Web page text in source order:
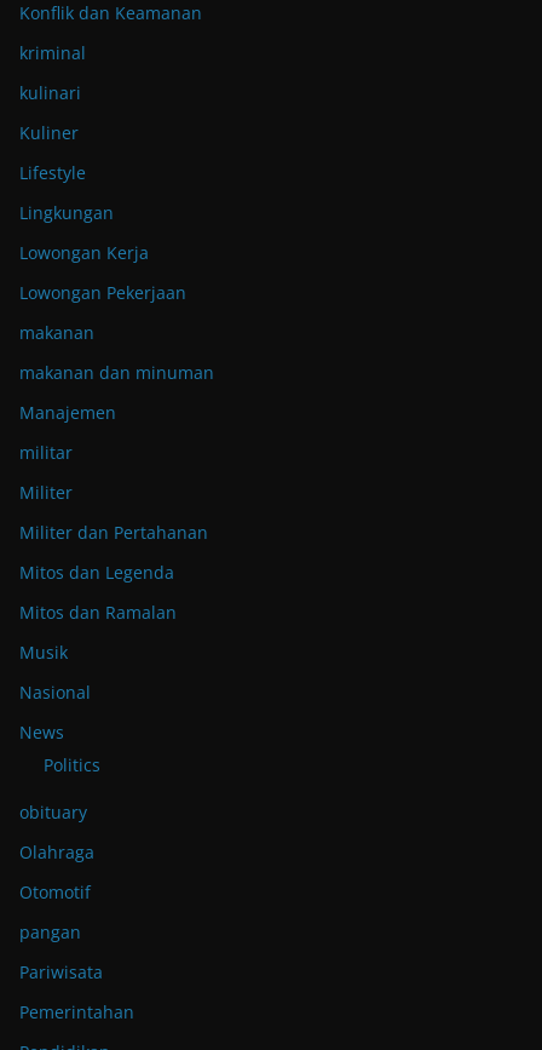
Konflik dan Keamanan
kriminal
kulinari
Kuliner
Lifestyle
Lingkungan
Lowongan Kerja
Lowongan Pekerjaan
makanan
makanan dan minuman
Manajemen
militar
Militer
Militer dan Pertahanan
Mitos dan Legenda
Mitos dan Ramalan
Musik
Nasional
News
Politics
obituary
Olahraga
Otomotif
pangan
Pariwisata
Pemerintahan